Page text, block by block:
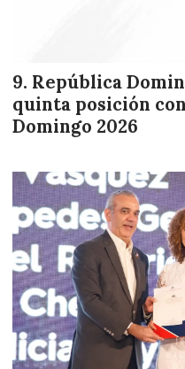
República
quinta posición
Domingo 2026